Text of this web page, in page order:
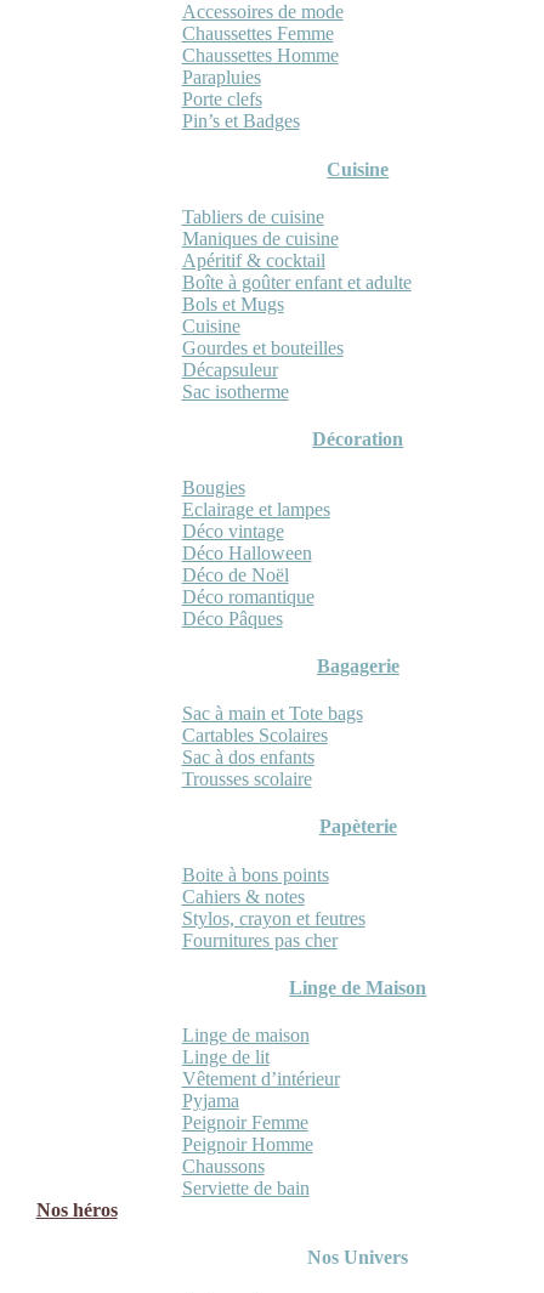
Accessoires de mode
Chaussettes Femme
Chaussettes Homme
Parapluies
Porte clefs
Pin’s et Badges
Cuisine
Tabliers de cuisine
Maniques de cuisine
Apéritif & cocktail
Boîte à goûter enfant et adulte
Bols et Mugs
Cuisine
Gourdes et bouteilles
Décapsuleur
Sac isotherme
Décoration
Bougies
Eclairage et lampes
Déco vintage
Déco Halloween
Déco de Noël
Déco romantique
Déco Pâques
Bagagerie
Sac à main et Tote bags
Cartables Scolaires
Sac à dos enfants
Trousses scolaire
Papèterie
Boite à bons points
Cahiers & notes
Stylos, crayon et feutres
Fournitures pas cher
Linge de Maison
Linge de maison
Linge de lit
Vêtement d’intérieur
Pyjama
Peignoir Femme
Peignoir Homme
Chaussons
Serviette de bain
Nos héros
Nos Univers